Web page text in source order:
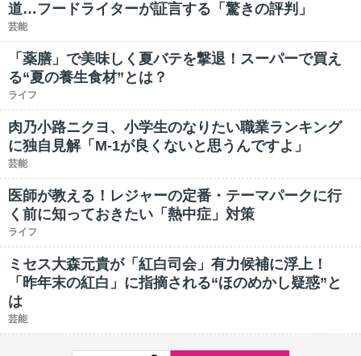
道…フードライターが証言する「驚きの評判」
芸能
「薬膳」で美味しく夏バテを撃退！スーパーで買え
る“夏の養生食材”とは？
ライフ
肉乃小路ニクヨ、小学生のなりたい職業ランキング
に独自見解「M-1が良くないと思うんですよ」
芸能
医師が教える！レジャーの定番・テーマパークに行
く前に知っておきたい「熱中症」対策
ライフ
ミセス大森元貴が「紅白司会」有力候補に浮上！
「昨年末の紅白」に指摘される“ほのめかし疑惑”と
は
芸能